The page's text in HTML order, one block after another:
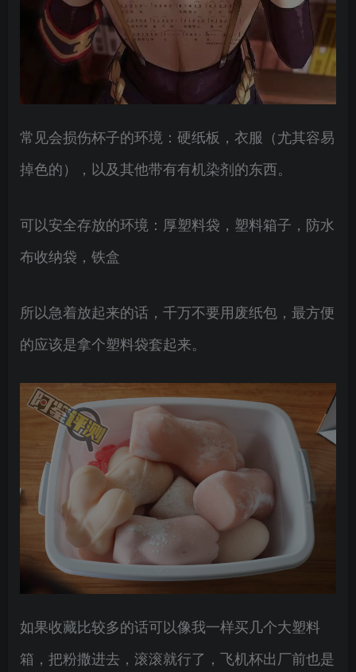
常见会损伤杯子的环境：硬纸板，衣服（尤其容易
掉色的），以及其他带有有机染剂的东西。
可以安全存放的环境：厚塑料袋，塑料箱子，防水
布收纳袋，铁盒
所以急着放起来的话，千万不要用废纸包，最方便
的应该是拿个塑料袋套起来。
如果收藏比较多的话可以像我一样买几个大塑料
箱，把粉撒进去，滚滚就行了，飞机杯出厂前也是